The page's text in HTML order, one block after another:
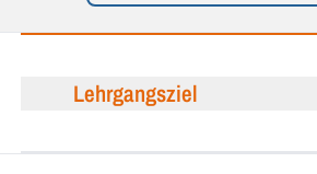
Lehrgangsziel